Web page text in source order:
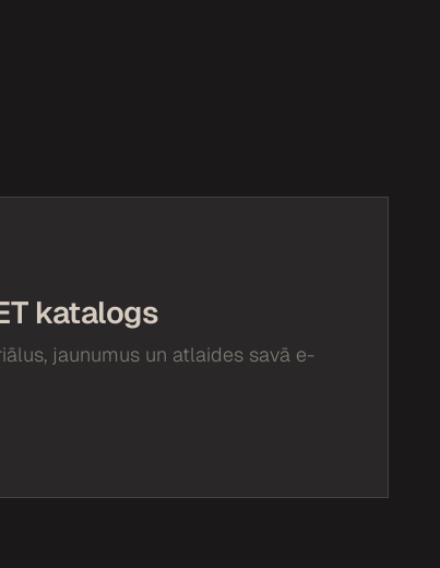
katalogs
jaunumus un atlaides savā e-